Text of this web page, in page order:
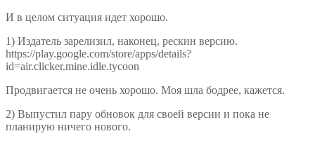
И в целом ситуация идет хорошо.
1) Издатель зарелизил, наконец, рескин версию.
https://play.google.com/store/apps/details?
id=air.clicker.mine.idle.tycoon
Продвигается не очень хорошо. Моя шла бодрее, кажется.
2) Выпустил пару обновок для своей версии и пока не
планирую ничего нового.